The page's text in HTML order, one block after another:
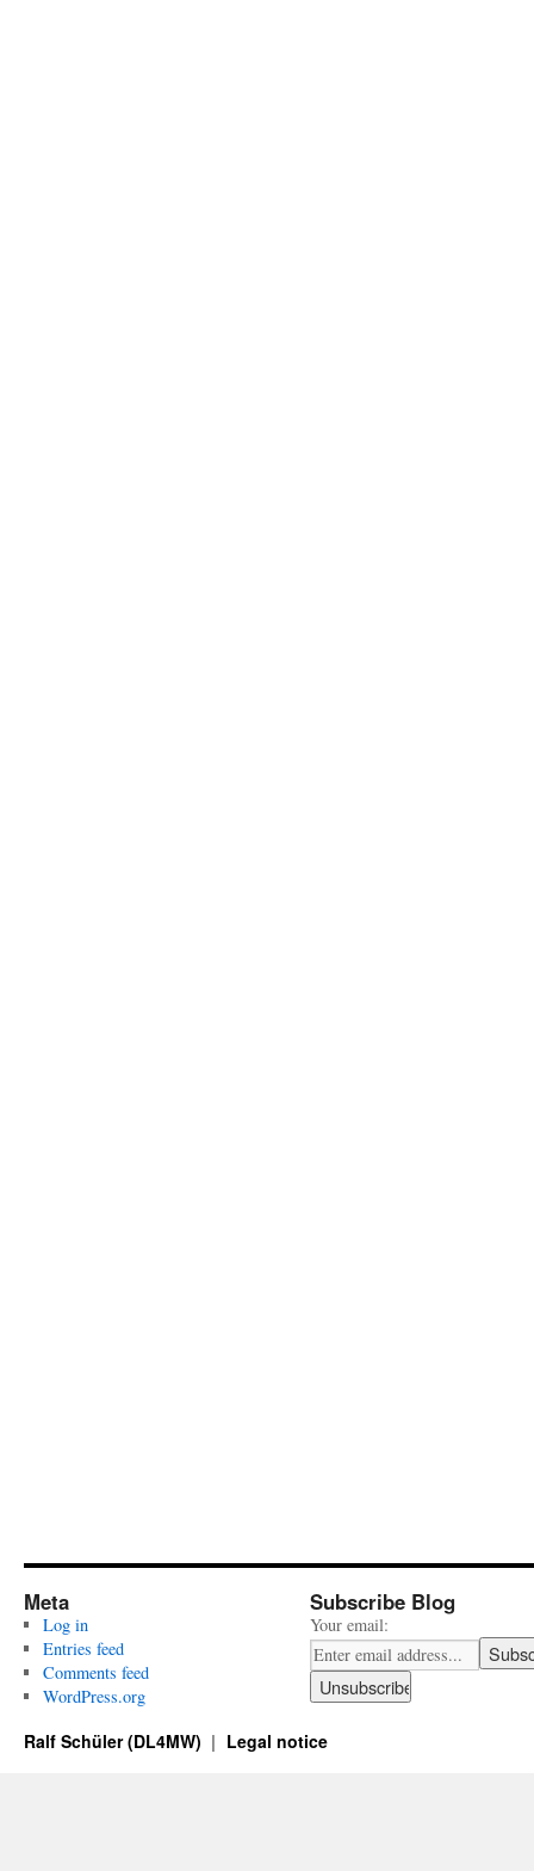
Meta
Log in
Entries feed
Comments feed
WordPress.org
Subscribe Blog
Your email:
Ralf Schüler (DL4MW) Legal notice